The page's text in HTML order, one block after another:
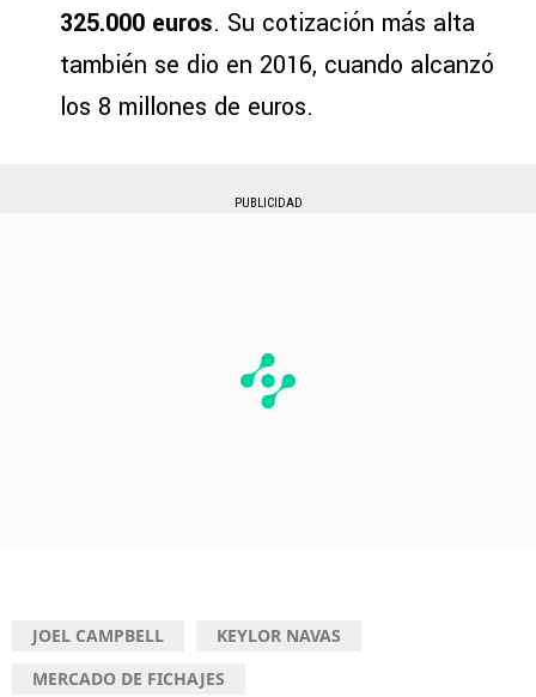
325.000 euros. Su cotización más alta
también se dio en 2016, cuando alcanzó
los 8 millones de euros.
PUBLICIDAD
JOEL CAMPBELL
KEYLOR NAVAS
MERCADO DE FICHAJES